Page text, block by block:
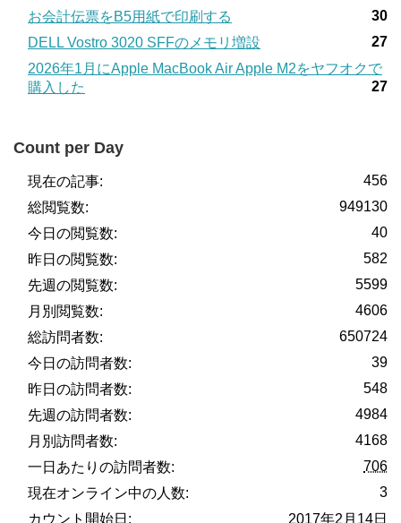
お会計伝票をB5用紙で印刷する
30
DELL Vostro 3020 SFFのメモリ増設
27
2026年1月にApple MacBook Air Apple M2をヤフオクで
購入した
27
Count per Day
456
現在の記事:
949130
総閲覧数:
40
今日の閲覧数:
582
昨日の閲覧数:
5599
先週の閲覧数:
4606
月別閲覧数:
650724
総訪問者数:
39
今日の訪問者数:
548
昨日の訪問者数:
4984
先週の訪問者数:
4168
月別訪問者数:
706
一日あたりの訪問者数:
3
現在オンライン中の人数:
2017年2月14日
カウント開始日: